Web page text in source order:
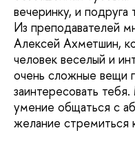
вечеринку, и подруга
Из преподавателей
Алексей Ахметшин,
человек веселый и
очень сложные вещи
заинтересовать
умение общаться с
желание стремиться